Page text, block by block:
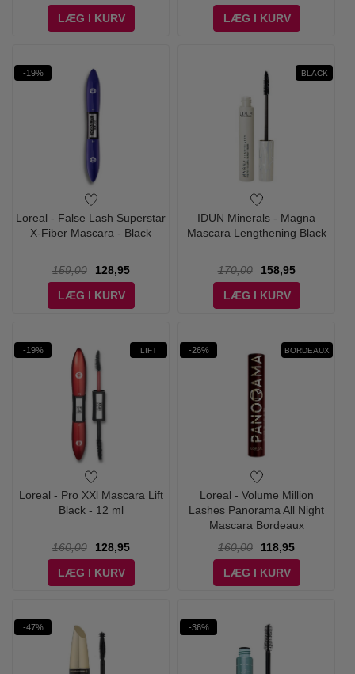
LÆG I KURV
LÆG I KURV
-19%
Loreal - False Lash Superstar
X-Fiber Mascara - Black
159,00
128,95
LÆG I KURV
BLACK
IDUN Minerals - Magna
Mascara Lengthening Black
170,00
158,95
LÆG I KURV
-19% LIFT
Loreal - Pro XXl Mascara Lift
Black - 12 ml
160,00
128,95
LÆG I KURV
-26% BORDEAUX
Loreal - Volume Million
Lashes Panorama All Night
Mascara Bordeaux
160,00
118,95
LÆG I KURV
-47% -36%